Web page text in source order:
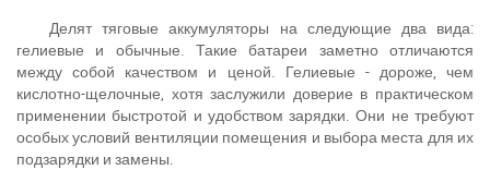
Делят тяговые аккумуляторы на следующие два вида:
гелиевые и обычные. Такие батареи заметно отличаются
между собой качеством и ценой. Гелиевые - дороже, чем
кислотно-щелочные, хотя заслужили доверие в практическом
применении быстротой и удобством зарядки. Они не требуют
особых условий вентиляции помещения и выбора места для их
подзарядки и замены.